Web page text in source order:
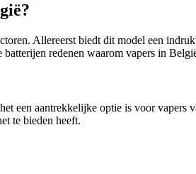
Allereerst biedt dit model een
redenen waarom vapers in
een aantrekkelijke optie is voor
te bieden heeft.